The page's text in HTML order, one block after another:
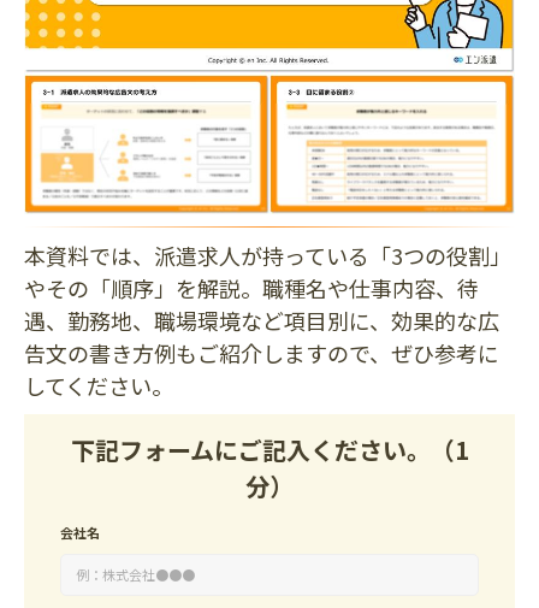
本資料では、派遣求人が持っている「3つの役割」
やその「順序」を解説。職種名や仕事内容、待
遇、勤務地、職場環境など項目別に、効果的な広
告文の書き方例もご紹介しますので、ぜひ参考に
してください。
下記フォームにご記入ください。（1
分）
会社名